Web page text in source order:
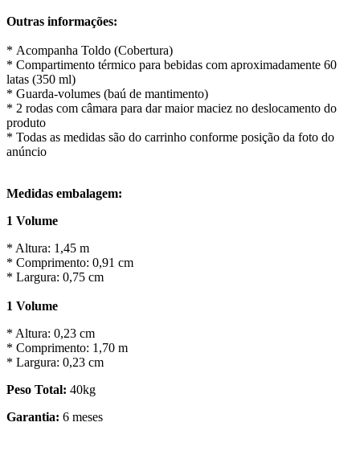
Outras informações:
* Acompanha Toldo (Cobertura)
* Compartimento térmico para bebidas com aproximadamente 60
latas (350 ml)
* Guarda-volumes (baú de mantimento)
* 2 rodas com câmara para dar maior maciez no deslocamento do
produto
* Todas as medidas são do carrinho conforme posição da foto do
anúncio
Medidas embalagem:
1 Volume
* Altura: 1,45 m
* Comprimento: 0,91 cm
* Largura: 0,75 cm
1 Volume
* Altura: 0,23 cm
* Comprimento: 1,70 m
* Largura: 0,23 cm
Peso Total: 40kg
Garantia: 6 meses